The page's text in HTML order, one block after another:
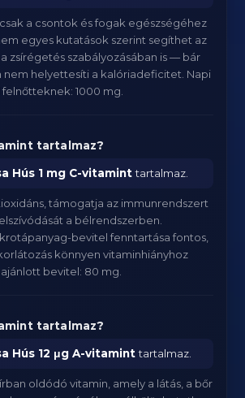
a csontok és fogak egészségéhez
egyes kutatások szerint segíthet az
zsírégetés szabályozásában is — bár
nem helyettesíti a kalóriadeficitet. Napi
1000 mg.
tartalmaz?
Hús 1 mg C-vitaminttartalmaz.
támogatja az immunrendszert
a bélrendszerben.
bevitel fenntartása fontos,
könnyen vitaminhiányhoz
bevitel: 80 mg.
tartalmaz?
Hús 12 μg A-vitaminttartalmaz.
oldódó vitamin, amely a látás, a bőr